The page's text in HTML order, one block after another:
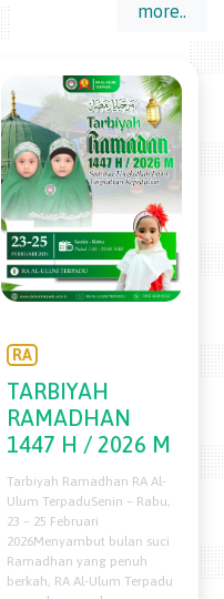
more..
RA
TARBIYAH
RAMADHAN
1447 H / 2026 M
Tarbiyah Ramadhan RA Al-
Ulum TerpaduSenin – Rabu,
23 – 25 Februari
2026Menyambut bulan suci
Ramadhan yang penuh
berkah, RA Al-Ulum Terpadu